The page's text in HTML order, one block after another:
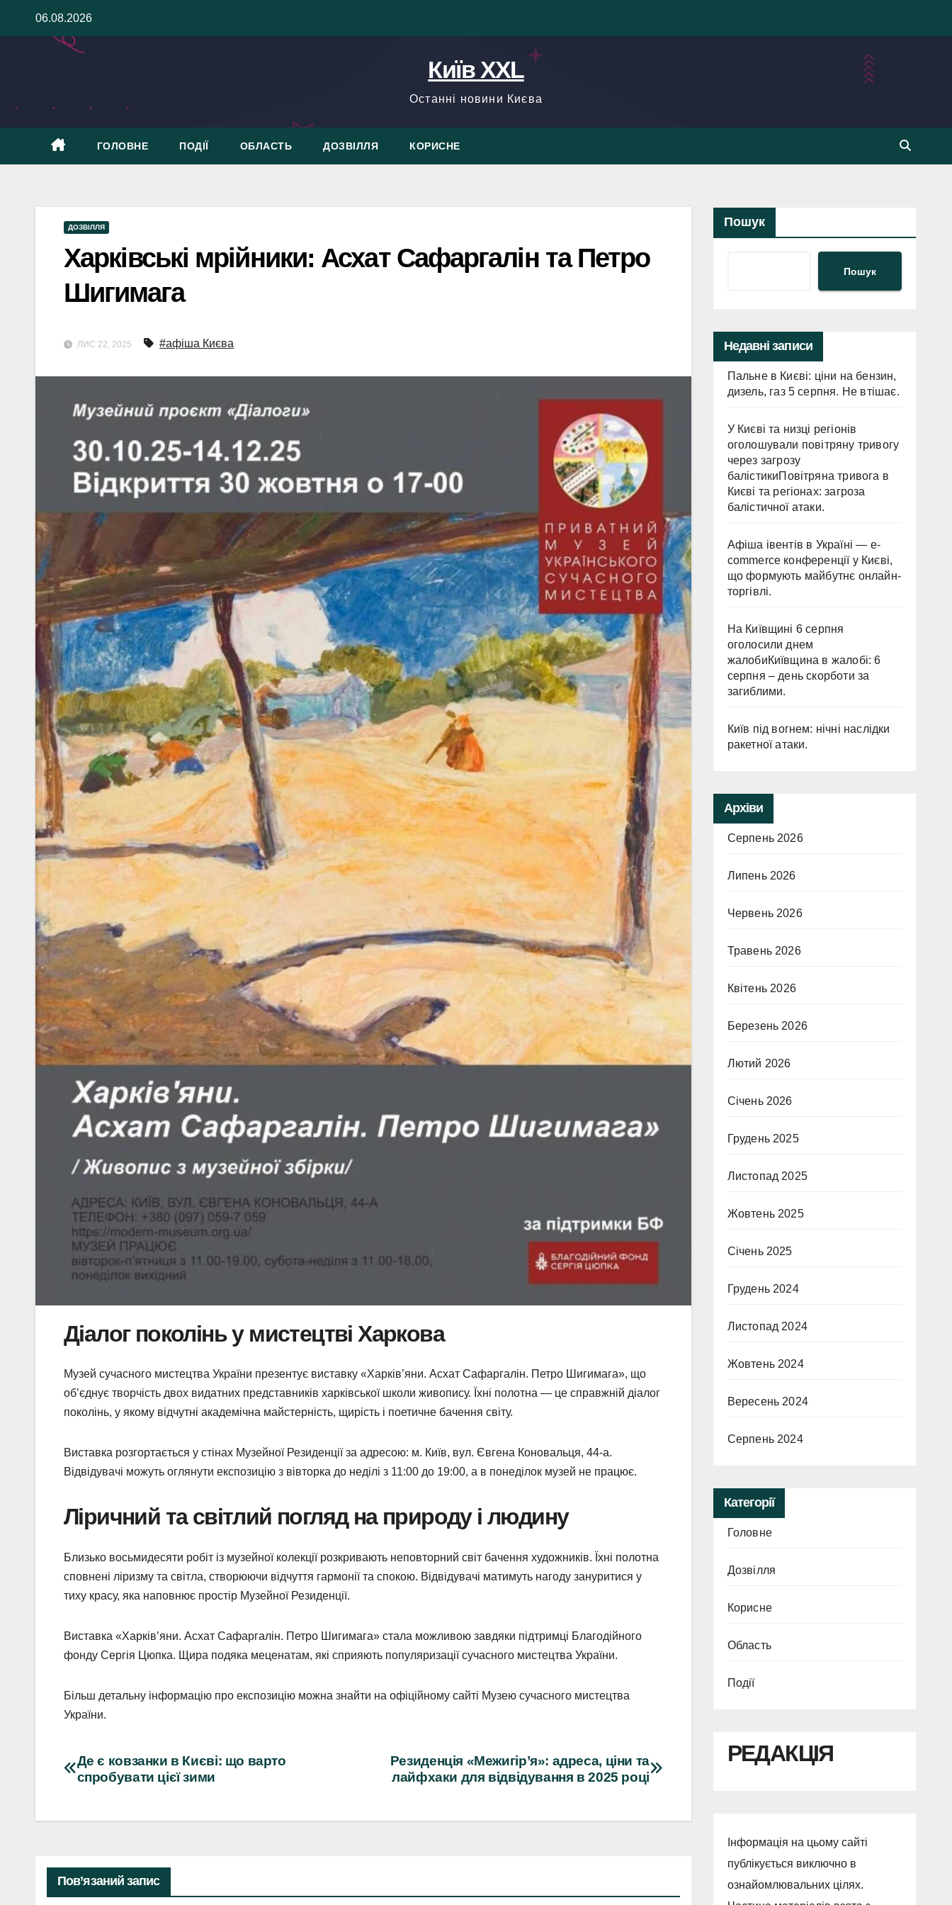
06.08.2026
Київ XXL
Останні новини Києва
ГОЛОВНЕ ПОДІЇ ОБЛАСТЬ ДОЗВІЛЛЯ КОРИСНЕ
ДОЗВІЛЛЯ
Харківські мрійники: Асхат Сафаргалін та Петро
Шигимага
ЛИС 22, 2025 #афіша Києва
Діалог поколінь у мистецтві Харкова
Музей сучасного мистецтва України презентує виставку «Харків’яни. Асхат Сафаргалін. Петро Шигимага», що
об’єднує творчість двох видатних представників харківської школи живопису. Їхні полотна — це справжній діалог
поколінь, у якому відчутні академічна майстерність, щирість і поетичне бачення світу.
Виставка розгортається у стінах Музейної Резиденції за адресою: м. Київ, вул. Євгена Коновальця, 44-а.
Відвідувачі можуть оглянути експозицію з вівторка до неділі з 11:00 до 19:00, а в понеділок музей не працює.
Ліричний та світлий погляд на природу і людину
Близько восьмидесяти робіт із музейної колекції розкривають неповторний світ бачення художників. Їхні полотна
сповнені ліризму та світла, створюючи відчуття гармонії та спокою. Відвідувачі матимуть нагоду зануритися у
тиху красу, яка наповнює простір Музейної Резиденції.
Виставка «Харків’яни. Асхат Сафаргалін. Петро Шигимага» стала можливою завдяки підтримці Благодійного
фонду Сергія Цюпка. Щира подяка меценатам, які сприяють популяризації сучасного мистецтва України.
Більш детальну інформацію про експозицію можна знайти на офіційному сайті Музею сучасного мистецтва
України.
Навігація
Резиденція «Межигір’я»: адреса, ціни та
лайфхаки для відвідування в 2025 році
Де є ковзанки в Києві: що варто
спробувати цієї зими
Пов’язаний запис
Пошук
Пошук
Недавні записи
Пальне в Києві: ціни на бензин,
дизель, газ 5 серпня. Не втішає.
У Києві та низці регіонів
оголошували повітряну тривогу
через загрозу
балістикиПовітряна тривога в
Києві та регіонах: загроза
балістичної атаки.
Афіша івентів в Україні — e-
commerce конференції у Києві,
що формують майбутнє онлайн-
торгівлі.
На Київщині 6 серпня
оголосили днем
жалобиКиївщина в жалобі: 6
серпня – день скорботи за
загиблими.
Київ під вогнем: нічні наслідки
ракетної атаки.
Архіви
Серпень 2026
Липень 2026
Червень 2026
Травень 2026
Квітень 2026
Березень 2026
Лютий 2026
Січень 2026
Грудень 2025
Листопад 2025
Жовтень 2025
Січень 2025
Грудень 2024
Листопад 2024
Жовтень 2024
Вересень 2024
Серпень 2024
Категорії
Головне
Дозвілля
Корисне
Область
Події
РЕДАКЦІЯ
Інформація на цьому сайті
публікується виключно в
ознайомлювальних цілях.